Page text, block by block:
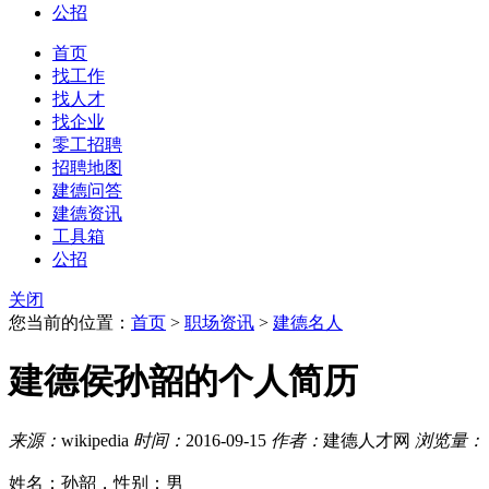
公招
首页
找工作
找人才
找企业
零工招聘
招聘地图
建德问答
建德资讯
工具箱
公招
关闭
您当前的位置： 首页 > 职场资讯 > 建德名人
建德侯孙韶的个人简历
来源： wikipedia 时间： 2016-09-15 作者： 建德人才网 浏览量：
姓名： 孙韶，性别：男